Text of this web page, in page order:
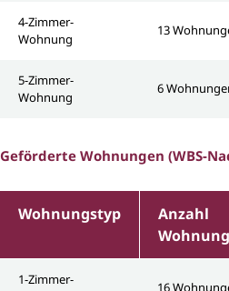
4-Zimmer-
Wohnung
13
5-Zimmer-
Wohnung
6
Geförderte Wohnungen (WBS-
Wohnungstyp
Anzahl
1-Zimmer-
16